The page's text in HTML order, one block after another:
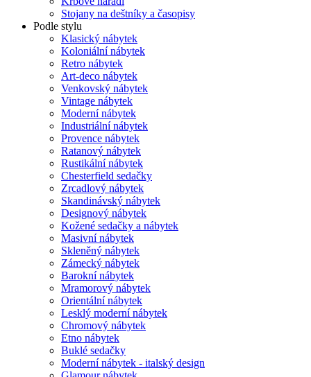
Stojany na deštníky a časopisy
Podle stylu
Klasický nábytek
Koloniální nábytek
Retro nábytek
Art-deco nábytek
Venkovský nábytek
Vintage nábytek
Moderní nábytek
Industriální nábytek
Provence nábytek
Ratanový nábytek
Rustikální nábytek
Chesterfield sedačky
Zrcadlový nábytek
Skandinávský nábytek
Designový nábytek
Kožené sedačky a nábytek
Masivní nábytek
Skleněný nábytek
Zámecký nábytek
Barokní nábytek
Mramorový nábytek
Orientální nábytek
Lesklý moderní nábytek
Chromový nábytek
Etno nábytek
Buklé sedačky
Moderní nábytek - italský design